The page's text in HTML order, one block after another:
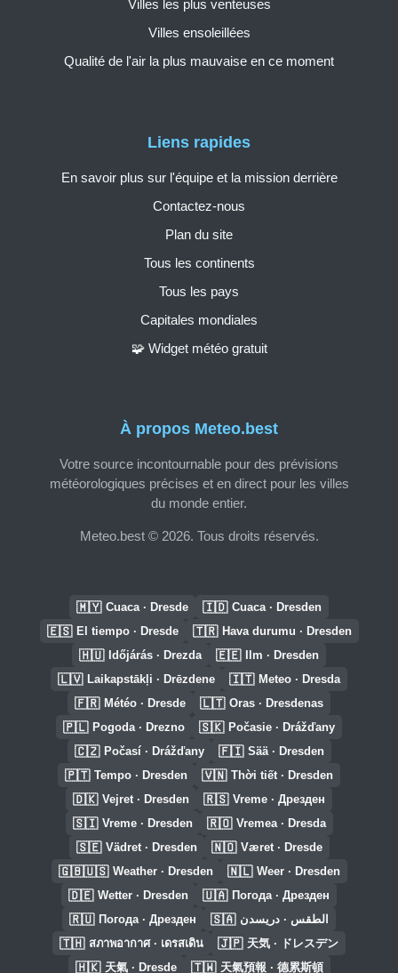
À propos Meteo.best
Votre source incontournable pour des prévisions
météorologiques précises et en direct pour les villes
du monde entier.
Meteo.best © 2026. Tous droits réservés.
Liens rapides
En savoir plus sur l'équipe et la mission derrière
Contactez-nous
Plan du site
Tous les continents
Tous les pays
Capitales mondiales
🧩 Widget météo gratuit
Villes les plus venteuses
Villes ensoleillées
Qualité de l'air la plus mauvaise en ce moment
🇲🇾 Cuaca · Dresde 🇮🇩 Cuaca · Dresden
🇪🇸 El tiempo · Dresde 🇹🇷 Hava durumu · Dresden
🇭🇺 Időjárás · Drezda 🇪🇪 Ilm · Dresden
🇱🇻 Laikapstākļi · Drēzdene 🇮🇹 Meteo · Dresda
🇫🇷 Météo · Dresde 🇱🇹 Oras · Dresdenas
🇵🇱 Pogoda · Drezno 🇸🇰 Počasie · Drážďany
🇨🇿 Počasí · Drážďany 🇫🇮 Sää · Dresden
🇵🇹 Tempo · Dresden 🇻🇳 Thời tiết · Dresden
🇩🇰 Vejret · Dresden 🇷🇸 Vreme · Дрезден
🇸🇮 Vreme · Dresden 🇷🇴 Vremea · Dresda
🇸🇪 Vädret · Dresden 🇳🇴 Været · Dresde
🇬🇧🇺🇸 Weather · Dresden 🇳🇱 Weer · Dresden
🇩🇪 Wetter · Dresden 🇺🇦 Погода · Дрезден
🇷🇺 Погода · Дрезден 🇸🇦 الطقس · دريسدن
🇹🇭 สภาพอากาศ · เดรสเดิน 🇯🇵 天気 · ドレスデン
🇭🇰 天氣 · Dresde 🇹🇼 天氣預報 · 德累斯頓